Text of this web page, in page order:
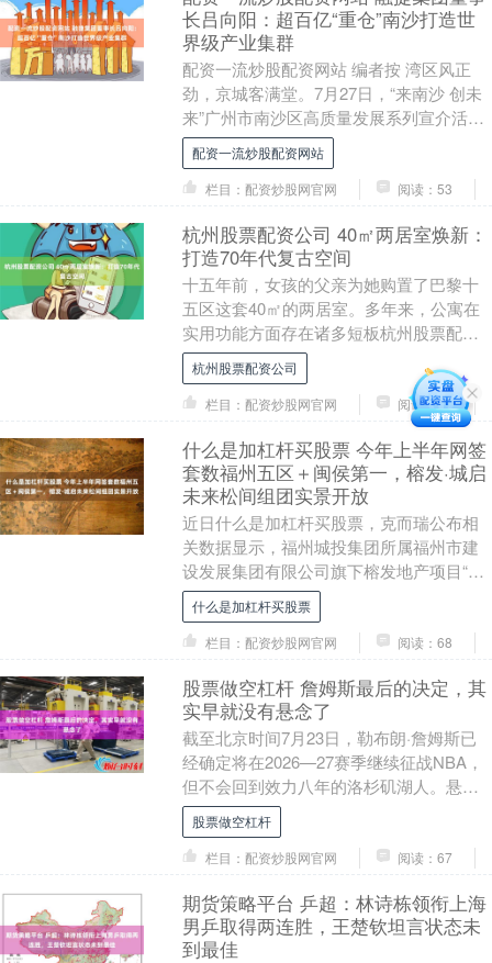
长吕向阳：超百亿“重仓”南沙打造世
界级产业集群
配资一流炒股配资网站 编者按 湾区风正
劲，京城客满堂。7月27日，“来南沙 创未
来”广州市南沙区高质量发展系列宣介活动
将于北京召开，面向国家有关部委、央国
企、世....
配资一流炒股配资网站
栏目：配资炒股网官网
阅读：53
杭州股票配资公司 40㎡两居室焕新：
打造70年代复古空间
十五年前，女孩的父亲为她购置了巴黎十
五区这套40㎡的两居室。多年来，公寓在
实用功能方面存在诸多短板杭州股票配资
公司，亟待改造。更为重要的是，她希望
为家中注入70....
杭州股票配资公司
栏目：配资炒股网官网
阅读：93
什么是加杠杆买股票 今年上半年网签
套数福州五区＋闽侯第一，榕发·城启
未来松间组团实景开放
近日什么是加杠杆买股票，克而瑞公布相
关数据显示，福州城投集团所属福州市建
设发展集团有限公司旗下榕发地产项目“榕
发·城启未来”福州五区+闽侯商品住宅今年
上半年网签....
什么是加杠杆买股票
栏目：配资炒股网官网
阅读：68
股票做空杠杆 詹姆斯最后的决定，其
实早就没有悬念了
截至北京时间7月23日，勒布朗·詹姆斯已
经确定将在2026—27赛季继续征战NBA，
但不会回到效力八年的洛杉矶湖人。悬念
只剩下一个：他的第24个赛季将在哪里度
过....
股票做空杠杆
栏目：配资炒股网官网
阅读：67
期货策略平台 乒超：林诗栋领衔上海
男乒取得两连胜，王楚钦坦言状态未
到最佳